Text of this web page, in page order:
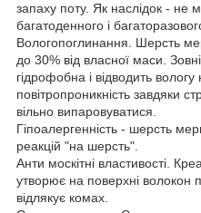
запаху поту. Як наслідок - не
багатоденного і
Вологопоглинання. Шерсть
до 30% від власної маси.
гідрофобна і відводить
повітропроникність завдяки
вільно випаровуватися.
Гіпоалергенність - шерсть
реакцій "на шерсть".
Анти москітні властивості.
утворює на поверхні
відлякує комах.